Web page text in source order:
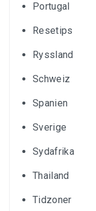
Portugal
Resetips
Ryssland
Schweiz
Spanien
Sverige
Sydafrika
Thailand
Tidzoner